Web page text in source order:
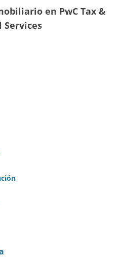
en PwC Tax &
Services